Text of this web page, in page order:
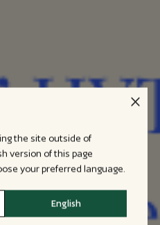
the site outside of
version of this page
your preferred language.
English